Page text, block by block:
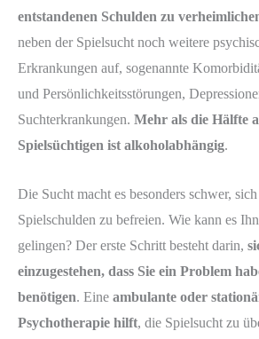
entstandenen Schulden zu
neben der Spielsucht noch weitere
Erkrankungen auf, sogenannte
und Persönlichkeitsstörungen,
Suchterkrankungen. Mehr als die Hälfte
Spielsüchtigen ist alkoholabhängig.
Die Sucht macht es besonders schwer,
Spielschulden zu befreien. Wie kann es
gelingen? Der erste Schritt besteht darin,
einzugestehen, dass Sie ein Problem
benötigen. Eine ambulante oder
Psychotherapie hilft, die Spielsucht zu